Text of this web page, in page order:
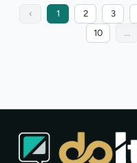
‹ 1 2 3
10
...